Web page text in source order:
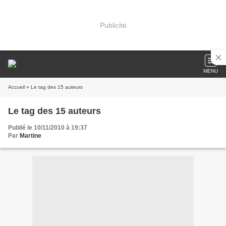
Publicité
MENU
Accueil » Le tag des 15 auteurs
Le tag des 15 auteurs
Publié le 10/11/2010 à 19:37
Par Martine